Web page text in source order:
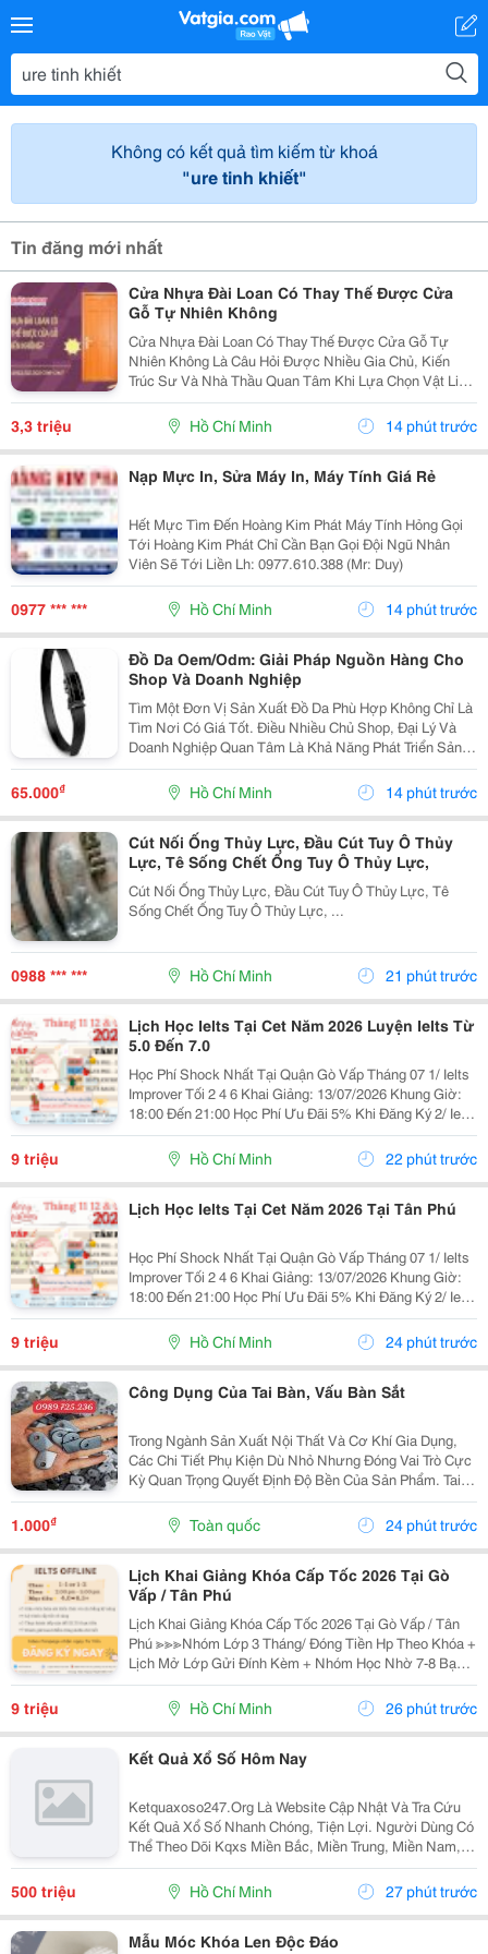
Không có kết quả tìm kiếm từ khoá
"ure tinh khiết"
Tin đăng mới nhất
Cửa Nhựa Đài Loan Có Thay Thế Được Cửa
Gỗ Tự Nhiên Không
Cửa Nhựa Đài Loan Có Thay Thế Được Cửa Gỗ Tự
Nhiên Không Là Câu Hỏi Được Nhiều Gia Chủ, Kiến
Trúc Sư Và Nhà Thầu Quan Tâm Khi Lựa Chọn Vật Liệu
Cửa Cho Các Công Trình Hiện Đại. Trong Bối Cảnh Giá
Gỗ Tự Nhiên Ngày Càng Cao, Khai Thác Gỗ Gây Áp
Lực Lên...
3,3 triệu Hồ Chí Minh 14 phút trước
Nạp Mực In, Sửa Máy In, Máy Tính Giá Rẻ
Hết Mực Tìm Đến Hoàng Kim Phát Máy Tính Hỏng Gọi
Tới Hoàng Kim Phát Chỉ Cần Bạn Gọi Đội Ngũ Nhân
Viên Sẽ Tới Liền Lh: 0977.610.388 (Mr: Duy)
0977 *** *** Hồ Chí Minh 14 phút trước
Đồ Da Oem/Odm: Giải Pháp Nguồn Hàng Cho
Shop Và Doanh Nghiệp
Tìm Một Đơn Vị Sản Xuất Đồ Da Phù Hợp Không Chỉ Là
Tìm Nơi Có Giá Tốt. Điều Nhiều Chủ Shop, Đại Lý Và
Doanh Nghiệp Quan Tâm Là Khả Năng Phát Triển Sản
Phẩm, Duy Trì Nguồn Hàng Ổn Định Và Hỗ Trợ Lâu Dài.
Khi Làm Việc Trực Tiếp Với Đơn Vị Sản Xuất,...
65.000₫ Hồ Chí Minh 14 phút trước
Cút Nối Ống Thủy Lực, Đầu Cút Tuy Ô Thủy
Lực, Tê Sống Chết Ống Tuy Ô Thủy Lực,
Cút Nối Ống Thủy Lực, Đầu Cút Tuy Ô Thủy Lực, Tê
Sống Chết Ống Tuy Ô Thủy Lực, ...
0988 *** *** Hồ Chí Minh 21 phút trước
Lịch Học Ielts Tại Cet Năm 2026 Luyện Ielts Từ
5.0 Đến 7.0
Học Phí Shock Nhất Tại Quận Gò Vấp Tháng 07 1/ Ielts
Improver Tối 2 4 6 Khai Giảng: 13/07/2026 Khung Giờ:
18:00 Đến 21:00 Học Phí Ưu Đãi 5% Khi Đăng Ký 2/ Ielts
Basic Tối 3 5 7 Khai Giảng: 07//07/2026 Khung Giờ:
18:00 Đến 21:00 ...
9 triệu Hồ Chí Minh 22 phút trước
Lịch Học Ielts Tại Cet Năm 2026 Tại Tân Phú
Học Phí Shock Nhất Tại Quận Gò Vấp Tháng 07 1/ Ielts
Improver Tối 2 4 6 Khai Giảng: 13/07/2026 Khung Giờ:
18:00 Đến 21:00 Học Phí Ưu Đãi 5% Khi Đăng Ký 2/ Ielts
Basic Tối 3 5 7 Khai Giảng: 07//07/2026 Khung Giờ:
18:00 Đến 21:00 ...
9 triệu Hồ Chí Minh 24 phút trước
Công Dụng Của Tai Bàn, Vấu Bàn Sắt
Trong Ngành Sản Xuất Nội Thất Và Cơ Khí Gia Dụng,
Các Chi Tiết Phụ Kiện Dù Nhỏ Nhưng Đóng Vai Trò Cực
Kỳ Quan Trọng Quyết Định Độ Bền Của Sản Phẩm. Tai
Bàn Sắt (Hay Còn Gọi Là Tai Sắt Cho Bàn Ghế, Vấu Bàn
Sắt, Tai Khóa, Tai Khóa Sắt ) Chính Là Một...
1.000₫ Toàn quốc 24 phút trước
Lịch Khai Giảng Khóa Cấp Tốc 2026 Tại Gò
Vấp / Tân Phú
Lịch Khai Giảng Khóa Cấp Tốc 2026 Tại Gò Vấp / Tân
Phú ≫≫≫Nhóm Lớp 3 Tháng/ Đóng Tiền Hp Theo Khóa +
Lịch Mở Lớp Gửi Đính Kèm + Nhóm Học Nhờ 7-8 Bạn/
Lớp + Giáo Trình Ielts Có Band Điểm Lộ Trình, Sách
Nước Ngoài Bám Sát + Chia Đều 4 Kỹ...
9 triệu Hồ Chí Minh 26 phút trước
Kết Quả Xổ Số Hôm Nay
Ketquaxoso247.Org Là Website Cập Nhật Và Tra Cứu
Kết Quả Xổ Số Nhanh Chóng, Tiện Lợi. Người Dùng Có
Thể Theo Dõi Kqxs Miền Bắc, Miền Trung, Miền Nam,
Vietlott Trực Tiếp Theo Từng Ngày Với Thông Tin Chi
Tiết, Dễ Dàng Tìm Kiếm Và Tra Cứu Trên Nhiều...
500 triệu Hồ Chí Minh 27 phút trước
Mẫu Móc Khóa Len Độc Đáo